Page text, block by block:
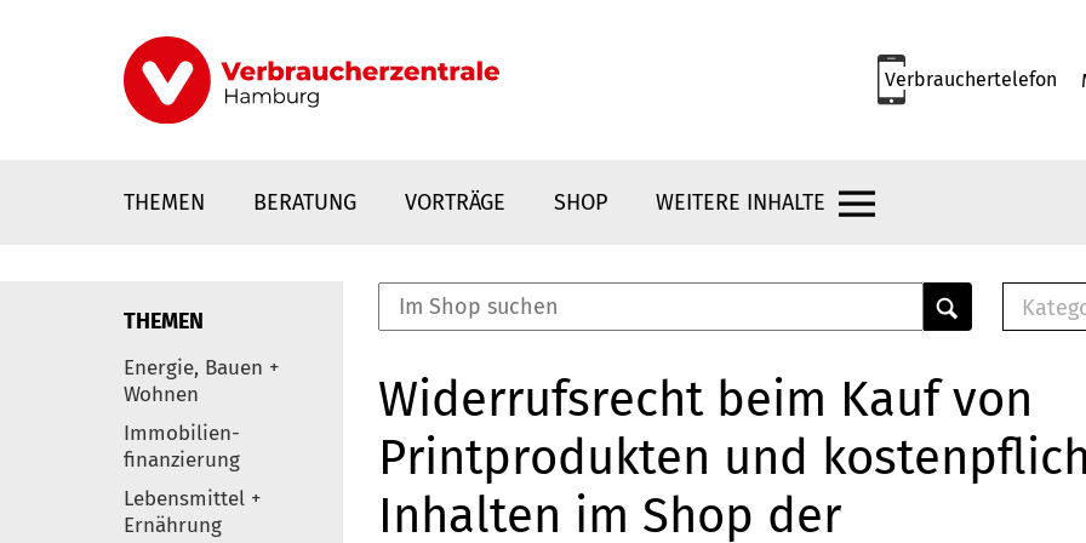
Verbrauchertelefon
THEMEN BERATUNG VORTRÄGE SHOP WEITERE INHALTE
Elemente
THEMEN
Energie, Bauen +
Wohnen
Immobilien-
finanzierung
Lebensmittel +
Ernährung
Widerrufsrecht beim Kauf von
Printprodukten und
Inhalten im Shop der